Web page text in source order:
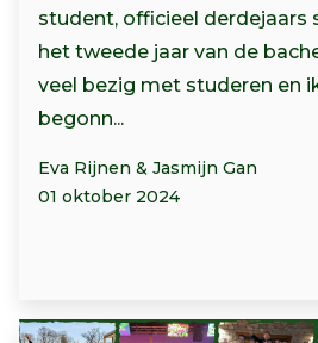
student, officieel derdejaars
het tweede jaar van de
veel bezig met studeren en
begonn...
Eva Rijnen & Jasmijn Gan
01 oktober 2024